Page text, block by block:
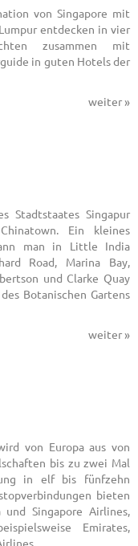
von Singapore mit
entdecken in vier
zusammen mit
in guten Hotels der
weiter »
Stadtstaates Singapur
Ein kleines
man in Little India
Road, Marina Bay,
und Clarke Quay
Botanischen Gartens
weiter »
von Europa aus von
bis zu zwei Mal
in elf bis fünfzehn
bieten
Singapore Airlines,
Emirates,